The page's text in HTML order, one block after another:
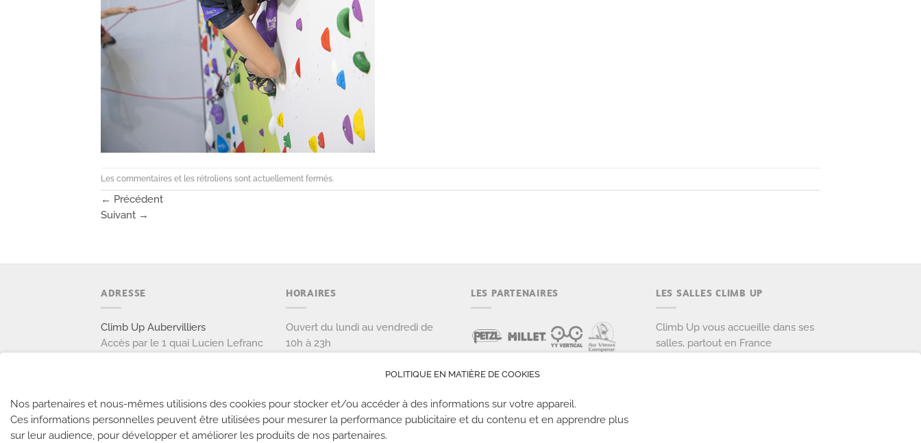
Les commentaires et les rétroliens sont actuellement fermés.
← Précédent
Suivant →
ADRESSE
Climb Up Aubervilliers
Accès par le 1 quai Lucien Lefranc
NOUS CONTACTER
HORAIRES
Ouvert du lundi au vendredi de
10h à 23h
LES PARTENAIRES LES SALLES CLIMB UP
Climb Up vous accueille dans ses
salles, partout en France
POLITIQUE EN MATIÈRE DE COOKIES
Nos partenaires et nous-mêmes utilisions des cookies pour stocker et/ou accéder à des informations sur votre appareil.
Ces informations personnelles peuvent être utilisées pour mesurer la performance publicitaire et du contenu et en apprendre plus
sur leur audience, pour développer et améliorer les produits de nos partenaires.